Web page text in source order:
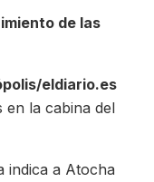
de las
eldiario.es
en la cabina del
indica a Atocha